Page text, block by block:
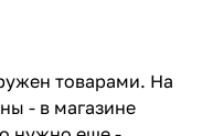
товарами. На
- в магазине